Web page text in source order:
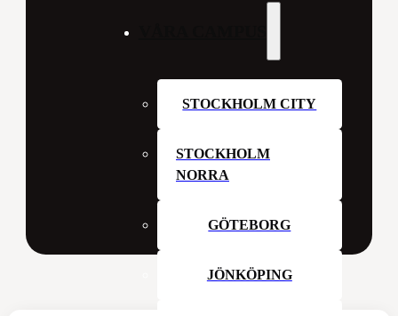
STOCKHOLM CITY
STOCKHOLM
NORRA
GÖTEBORG
JÖNKÖPING